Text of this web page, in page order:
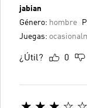
jabian
Género: hombre
Juegas:
¿Útil? 0